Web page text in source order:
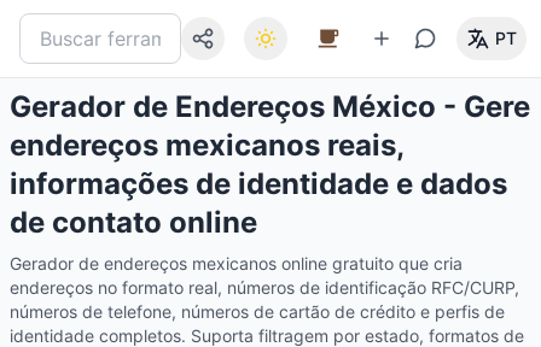
PT
Gerador de Endereços México - Gere
endereços mexicanos reais,
informações de identidade e dados
de contato online
Gerador de endereços mexicanos online gratuito que cria
endereços no formato real, números de identificação RFC/CURP,
números de telefone, números de cartão de crédito e perfis de
identidade completos. Suporta filtragem por estado, formatos de